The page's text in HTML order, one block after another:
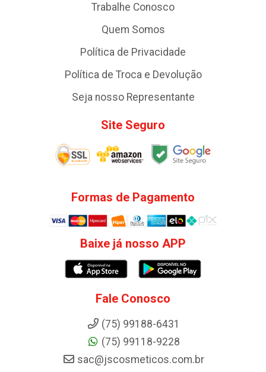
Trabalhe Conosco
Quem Somos
Política de Privacidade
Política de Troca e Devolução
Seja nosso Representante
Site Seguro
Formas de Pagamento
Baixe já nosso APP
Fale Conosco
(75) 99188-6431
(75) 99118-9228
sac@jscosmeticos.com.br